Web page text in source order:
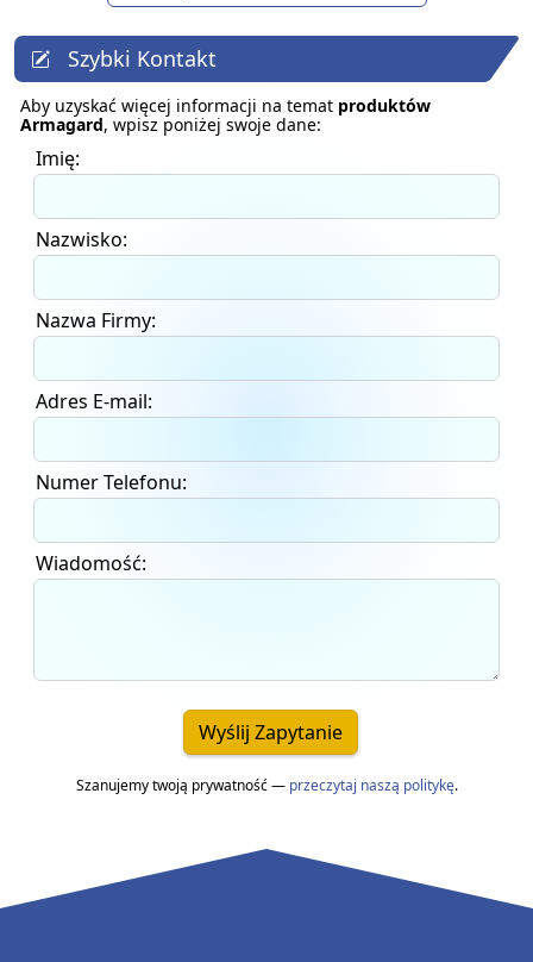
Szybki Kontakt
Aby uzyskać więcej informacji na temat produktów
Armagard, wpisz poniżej swoje dane:
Imię:
Nazwisko:
Nazwa Firmy:
Adres E-mail:
Numer Telefonu:
Wiadomość:
Wyślij Zapytanie
Szanujemy twoją prywatność — przeczytaj naszą politykę.